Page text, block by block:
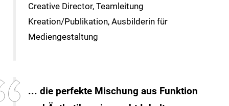
Creative Director, Teamleitung
Kreation/Publikation, Ausbilderin für
Mediengestaltung
... die perfekte Mischung aus Funktion